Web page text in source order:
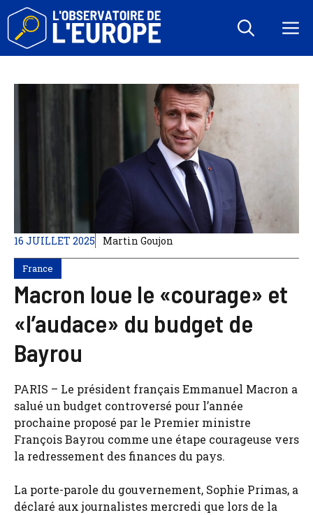
Aller
contenu
16 JUILLET 2025 Martin Goujon
France
Macron loue le «courage» et
«l’audace» du budget de
Bayrou
PARIS – Le président français Emmanuel Macron a
salué un budget controversé pour l’année
prochaine proposé par le Premier ministre
François Bayrou comme une étape courageuse vers
la redressement des finances du pays.
La porte-parole du gouvernement, Sophie Primas, a
déclaré aux journalistes mercredi que lors de la